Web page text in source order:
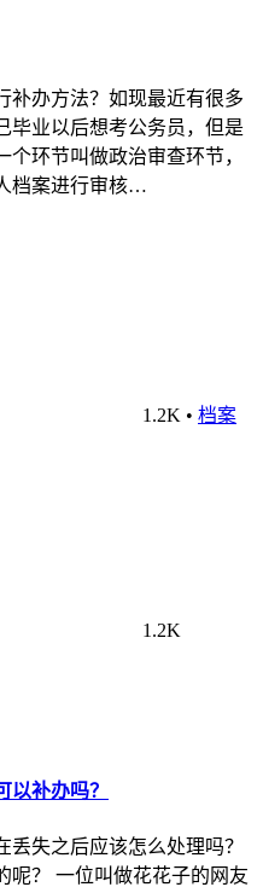
补办方法？如现最近有很多
毕业以后想考公务员，但是
环节叫做政治审查环节，
档案进行审核…
1.2K • 档案
1.2K
以补办吗？
失之后应该怎么处理吗？
呢？ 一位叫做花花子的网友